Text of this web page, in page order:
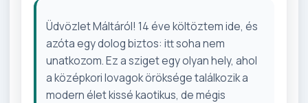
Üdvözlet Máltáról! 14 éve költöztem ide, és
azóta egy dolog biztos: itt soha nem
unatkozom. Ez a sziget egy olyan hely, ahol
a középkori lovagok öröksége találkozik a
modern élet kissé kaotikus, de mégis